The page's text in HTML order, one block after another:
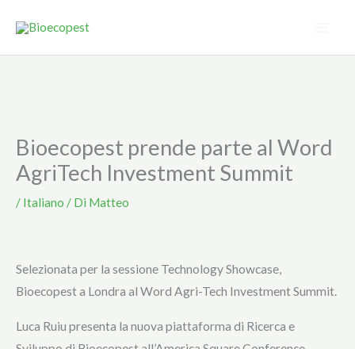
contenuto
Bioecopest prende parte al Word
AgriTech Investment Summit
/ Italiano / Di Matteo
Selezionata per la sessione Technology Showcase,
Bioecopest a Londra al Word Agri-Tech Investment Summit.
Luca Ruiu presenta la nuova piattaforma di Ricerca e